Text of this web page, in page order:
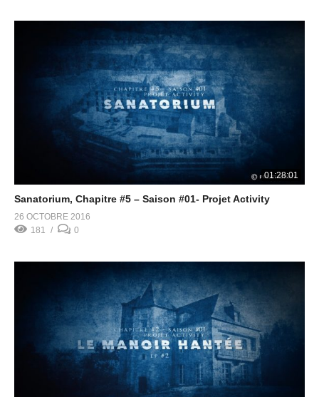
01:28:01
Sanatorium, Chapitre #5 – Saison #01- Projet Activity
26 OCTOBRE 2016
181
0